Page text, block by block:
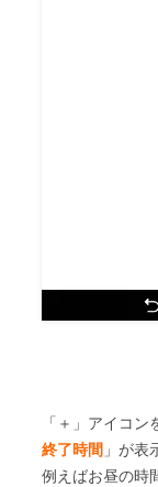
「＋」アイコン
終了時間 」が表
例えばお昼の時